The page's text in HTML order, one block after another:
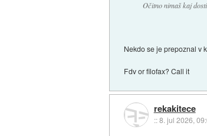
Očitno nimaš kaj
Nekdo se je prepoznal v
Fdv or filofax? Call it
rekakitece
::8. jul 2026,